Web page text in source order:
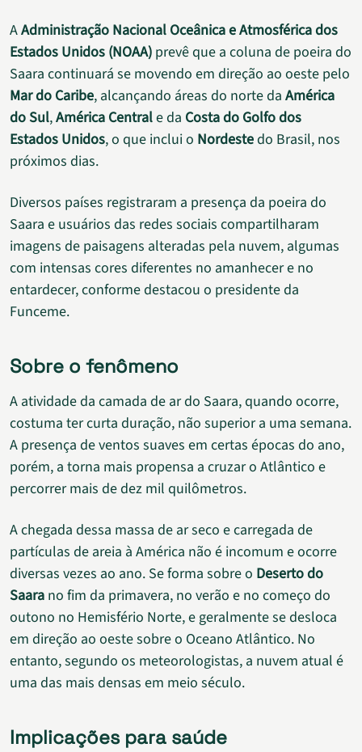
AAdministração Nacional Oceânica e Atmosférica dos
Estados Unidos (NOAA) prevê que a coluna de poeira do
Saara continuará se movendo em direção ao oeste pelo
Mar do Caribe, alcançando áreas do norte da América
do Sul,América Centrale da Costa do Golfo dos
Estados Unidos, o que inclui o Nordestedo Brasil, nos
próximos dias.
Diversos países registraram a presença da poeira do
Saara e usuários das redes sociais compartilharam
imagens de paisagens alteradas pela nuvem, algumas
com intensas cores diferentes no amanhecer e no
entardecer, conforme destacou o presidente da
Funceme.
Sobre o fenômeno
A atividade da camada de ar do Saara, quando ocorre,
costuma ter curta duração, não superior a uma semana.
A presença de ventos suaves em certas épocas do ano,
porém, a torna mais propensa a cruzar o Atlântico e
percorrer mais de dez mil quilômetros.
A chegada dessa massa de ar seco e carregada de
partículas de areia à América não é incomum e ocorre
diversas vezes ao ano. Se forma sobre o Deserto do
Saara no fim da primavera, no verão e no começo do
outono no Hemisfério Norte, e geralmente se desloca
em direção ao oeste sobre o Oceano Atlântico. No
entanto, segundo os meteorologistas, a nuvem atual é
uma das mais densas em meio século.
Implicações para saúde